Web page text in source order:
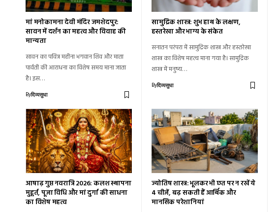
मां मनोकामना देवी मंदिर जमशेदपुर:
सावन में दर्शन का महत्व और विवाह की
मान्यता
सावन का पवित्र महीना भगवान शिव और माता
पार्वती की आराधना का विशेष समय माना जाता
है। इस…
Byदिव्यसुधा
सामुद्रिक शास्त्र: शुभ हाथ के लक्षण,
हस्तरेखा और भाग्य के संकेत
सनातन परंपरा में सामुद्रिक शास्त्र और हस्तरेखा
शास्त्र का विशेष महत्व माना गया है। सामुद्रिक
शास्त्र में मनुष्य…
Byदिव्यसुधा
आषाढ़ गुप्त नवरात्रि 2026: कलश स्थापना
मुहूर्त, पूजा विधि और मां दुर्गा की साधना
का विशेष महत्व
ज्योतिष शास्त्र: भूलकर भी छत पर न रखें ये
4 चीजें, बढ़ सकती हैं आर्थिक और
मानसिक परेशानियां